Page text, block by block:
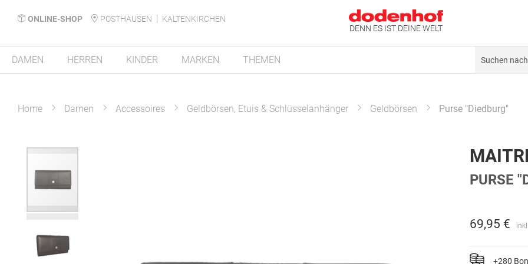
ONLINE-SHOP POSTHAUSEN
KALTENKIRCHEN
DENN ES IST DEINE WELT
DAMEN HERREN KINDER MARKEN THEMEN
Home Damen Accessoires Geldbörsen, Etuis & Schlüsselanhänger Geldbörsen Purse "Diedburg"
Zum
Bildergalerie
PURSE
69,95 €
+280